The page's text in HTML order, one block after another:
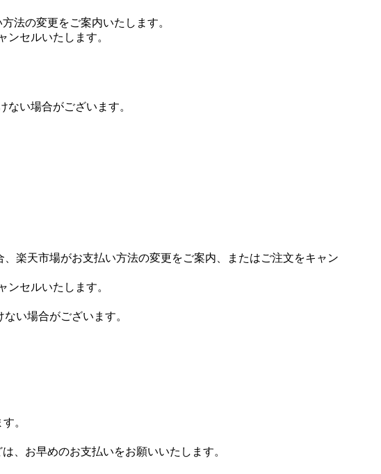
法の変更をご案内いたします。
セルいたします。
い場合がございます。
楽天市場がお支払い方法の変更をご案内、またはご注文をキャン
セルいたします。
い場合がございます。
。
、お早めのお支払いをお願いいたします。